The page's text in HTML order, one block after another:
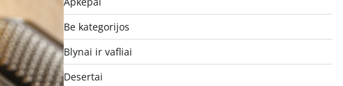
Be kategorijos
Blynai ir vafliai
Desertai